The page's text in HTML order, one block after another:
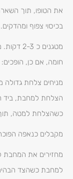
את הטופו, תוך
בכיסוי צפוף ומהדקים.
מטגנים
חומה, אם כן, הופכים:
מניחים צלחת
הצלחת למחבת, ביד
כשהצלחת למטה,
מקבלים כנאפה
מחזירים את המחבת
למחבת כשהצד